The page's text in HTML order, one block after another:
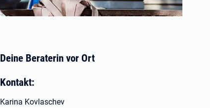
Deine Beraterin vor Ort
Kontakt:
Karina Kovlaschev